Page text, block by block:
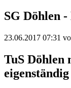
SG Döhlen
23.06.2017 07:31
TuS Döhlen
eigenständig